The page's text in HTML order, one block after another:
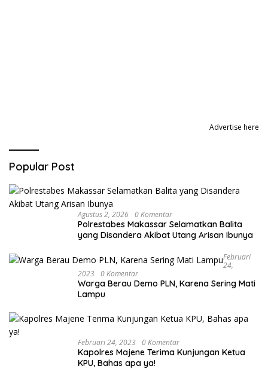
Advertise here
Popular Post
Agustus 2, 2026 0 Komentar
Polrestabes Makassar Selamatkan Balita
yang Disandera Akibat Utang Arisan Ibunya
Februari
24,
2023 0 Komentar
Warga Berau Demo PLN, Karena Sering Mati
Lampu
Februari 24, 2023 0 Komentar
Kapolres Majene Terima Kunjungan Ketua
KPU, Bahas apa ya!